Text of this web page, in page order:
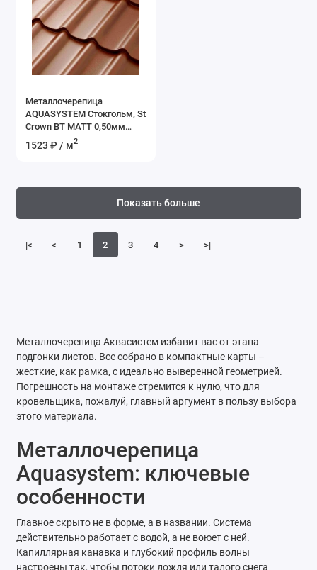
Металлочерепица
AQUASYSTEM Стокгольм, St
Crown BT MATT 0,50мм
(Zn275) RR 750 - терракот
1523 ₽ / м2
|< < 1 2 3 4 > >|
Показать больше
Металлочерепица Аквасистем избавит вас от этапа
подгонки листов. Все собрано в компактные карты –
жесткие, как рамка, с идеально выверенной геометрией.
Погрешность на монтаже стремится к нулю, что для
кровельщика, пожалуй, главный аргумент в пользу выбора
этого материала.
Металлочерепица
Aquasystem: ключевые
особенности
Главное скрыто не в форме, а в названии. Система
действительно работает с водой, а не воюет с ней.
Капиллярная канавка и глубокий профиль волны